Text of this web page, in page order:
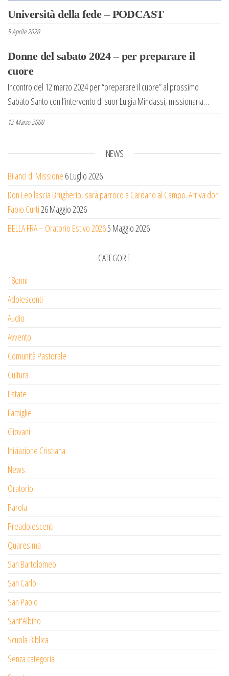
Università della fede – PODCAST
5 Aprile 2020
Donne del sabato 2024 – per preparare il
cuore
Incontro del 12 marzo 2024 per “preparare il cuore” al prossimo
Sabato Santo con l’intervento di suor Luigia Mindassi, missionaria…
12 Marzo 2000
NEWS
Bilanci di Missione 6 Luglio 2026
Don Leo lascia Brugherio, sarà parroco a Cardano al Campo. Arriva don
Fabio Curti26 Maggio 2026
BELLA FRA – Oratorio Estivo 20265 Maggio 2026
CATEGORIE
18enni
Adolescenti
Audio
Avvento
Comunità Pastorale
Cultura
Estate
Famiglie
Giovani
Iniziazione Cristiana
News
Oratorio
Parola
Preadolescenti
Quaresima
San Bartolomeo
San Carlo
San Paolo
Sant'Albino
Scuola Biblica
Senza categoria